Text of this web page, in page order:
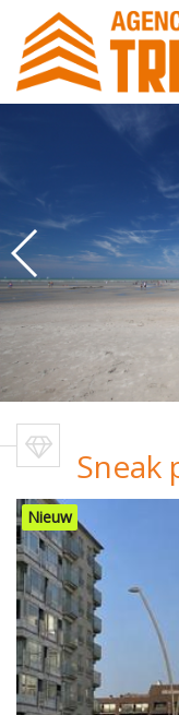
Uw
Bekijk
rond en op de
Sneak
Nieuw